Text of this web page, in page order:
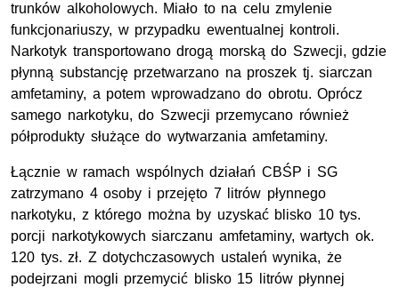
trunków alkoholowych. Miało to na celu zmylenie
funkcjonariuszy, w przypadku ewentualnej kontroli.
Narkotyk transportowano drogą morską do Szwecji, gdzie
płynną substancję przetwarzano na proszek tj. siarczan
amfetaminy, a potem wprowadzano do obrotu. Oprócz
samego narkotyku, do Szwecji przemycano również
półprodukty służące do wytwarzania amfetaminy.
Łącznie w ramach wspólnych działań CBŚP i SG
zatrzymano 4 osoby i przejęto 7 litrów płynnego
narkotyku, z którego można by uzyskać blisko 10 tys.
porcji narkotykowych siarczanu amfetaminy, wartych ok.
120 tys. zł. Z dotychczasowych ustaleń wynika, że
podejrzani mogli przemycić blisko 15 litrów płynnej